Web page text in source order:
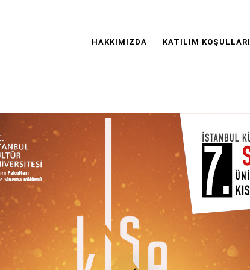
Navigation
HAKKIMIZDA KATILIM KOŞULLARI